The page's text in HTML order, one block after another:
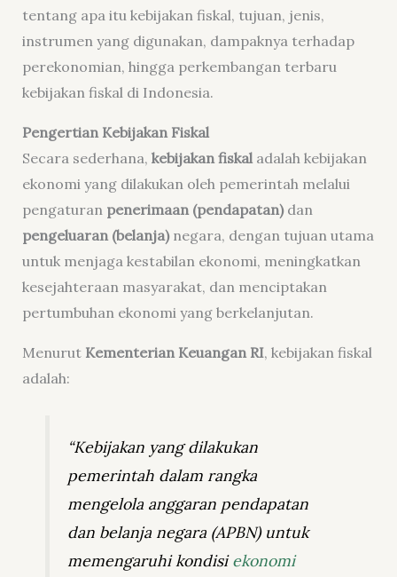
tentang apa itu kebijakan fiskal, tujuan, jenis,
instrumen yang digunakan, dampaknya terhadap
perekonomian, hingga perkembangan terbaru
kebijakan fiskal di Indonesia.
Pengertian Kebijakan Fiskal
Secara sederhana, kebijakan fiskaladalah kebijakan
ekonomi yang dilakukan oleh pemerintah melalui
pengaturan penerimaan (pendapatan)dan
pengeluaran (belanja)negara, dengan tujuan utama
untuk menjaga kestabilan ekonomi, meningkatkan
kesejahteraan masyarakat, dan menciptakan
pertumbuhan ekonomi yang berkelanjutan.
Menurut Kementerian Keuangan RI, kebijakan fiskal
adalah:
“Kebijakan yang dilakukan
pemerintah dalam rangka
mengelola anggaran pendapatan
dan belanja negara (APBN) untuk
memengaruhi kondisiekonomi